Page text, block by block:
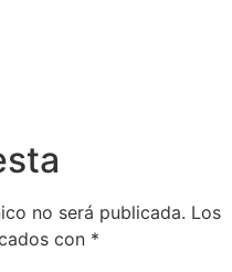
no será publicada. Los
con *